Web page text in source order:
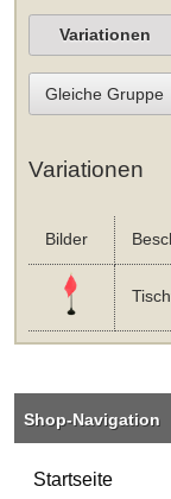
Variationen
Gleiche Gruppe
Variationen
Bilder
Shop-Navigation
Startseite